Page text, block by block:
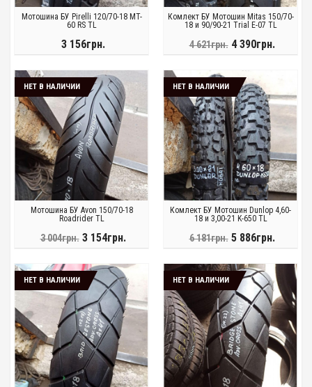
Мотошина БУ Pirelli 120/70-18 MT-
60 RS TL
3 156грн.
Комлект БУ Мотошин Mitas 150/70-
18 и 90/90-21 Trial E-07 TL
4 621грн. 4 390грн.
НЕТ В НАЛИЧИИ
Мотошина БУ Avon 150/70-18
Roadrider TL
3 004грн. 3 154грн.
НЕТ В НАЛИЧИИ
Комлект БУ Мотошин Dunlop 4,60-
18 и 3,00-21 K-650 TL
6 181грн. 5 886грн.
НЕТ В НАЛИЧИИ НЕТ В НАЛИЧИИ